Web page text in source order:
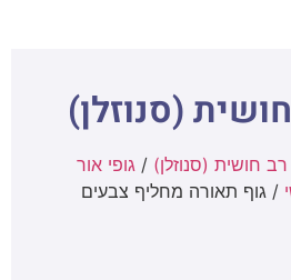
(סנוזלן)
חושית (סנוזלן) / גופי אור
/ גוף תאורה מחליף צבעים